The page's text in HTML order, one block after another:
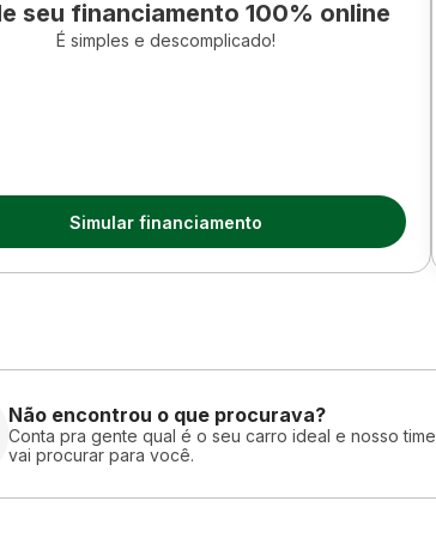
seu financiamento 100% online
É simples e descomplicado!
Simular financiamento
Não encontrou o que procurava?
Conta pra gente qual é o seu carro ideal e nosso time
vai procurar para você.